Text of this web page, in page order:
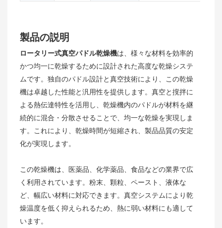
製品の説明
ロータリー式真空パドル乾燥機は、様々な材料を効率的
かつ均一に乾燥するために設計された高度な乾燥システ
ムです。独自のパドル設計と真空技術により、この乾燥
機は卓越した性能と汎用性を提供します。真空と撹拌に
よる熱伝達特性を活用し、乾燥機内のパドルが材料を継
続的に混合・分散させることで、均一な乾燥を実現しま
す。これにより、乾燥時間が短縮され、製品品質の安定
化が実現します。
この乾燥機は、医薬品、化学薬品、食品などの業界で広
く利用されています。粉末、顆粒、ペースト、液体な
ど、幅広い材料に対応できます。真空システムにより乾
燥温度を低く抑えられるため、熱に弱い材料にも適して
います。